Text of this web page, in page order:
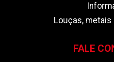
Louças,
FALE